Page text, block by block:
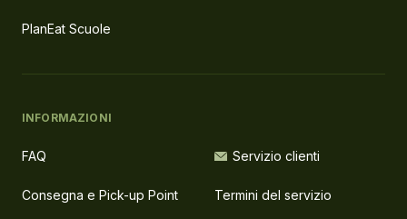
PlanEat Scuole
INFORMAZIONI
FAQ Servizio clienti
Consegna e Pick-up Point Termini del servizio